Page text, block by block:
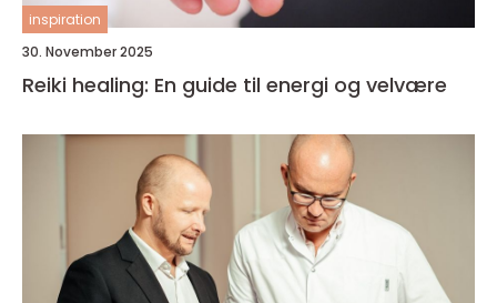
inspiration
30. November 2025
Reiki healing: En guide til energi og velvære